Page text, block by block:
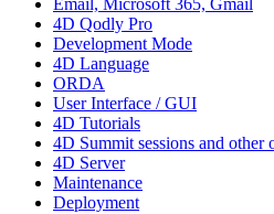
Email, Microsoft 365, Gmail
4D Qodly Pro
Development Mode
4D Language
ORDA
User Interface / GUI
4D Tutorials
4D Summit sessions and other
4D Server
Maintenance
Deployment